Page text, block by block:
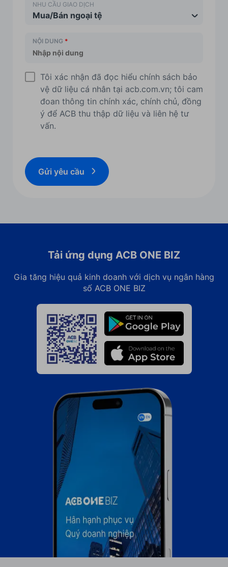
NHU CẦU GIAO DỊCH
Mua/Bán ngoại tệ
NỘI DUNG *
Tôi xác nhận đã đọc hiểu chính sách bảo
vệ dữ liệu cá nhân tại acb.com.vn; tôi cam
đoan thông tin chính xác, chính chủ, đồng
ý để ACB thu thập dữ liệu và liên hệ tư
vấn.
Gửi yêu cầu
Tải ứng dụng ACB ONE BIZ
Gia tăng hiệu quả kinh doanh với dịch vụ ngân hàng
số ACB ONE BIZ